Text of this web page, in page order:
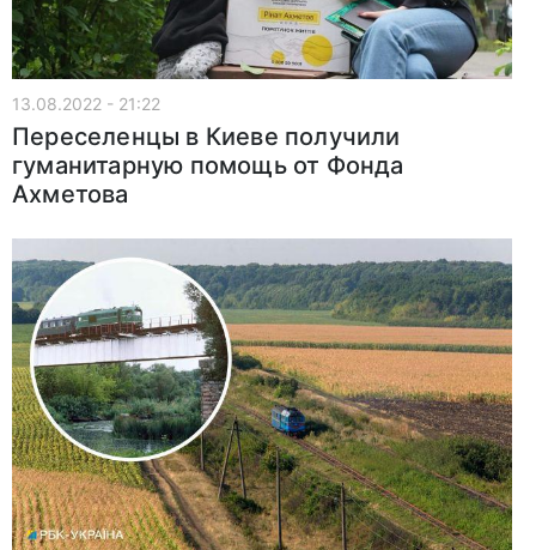
13.08.2022 - 21:22
Переселенцы в Киеве получили
гуманитарную помощь от Фонда
Ахметова